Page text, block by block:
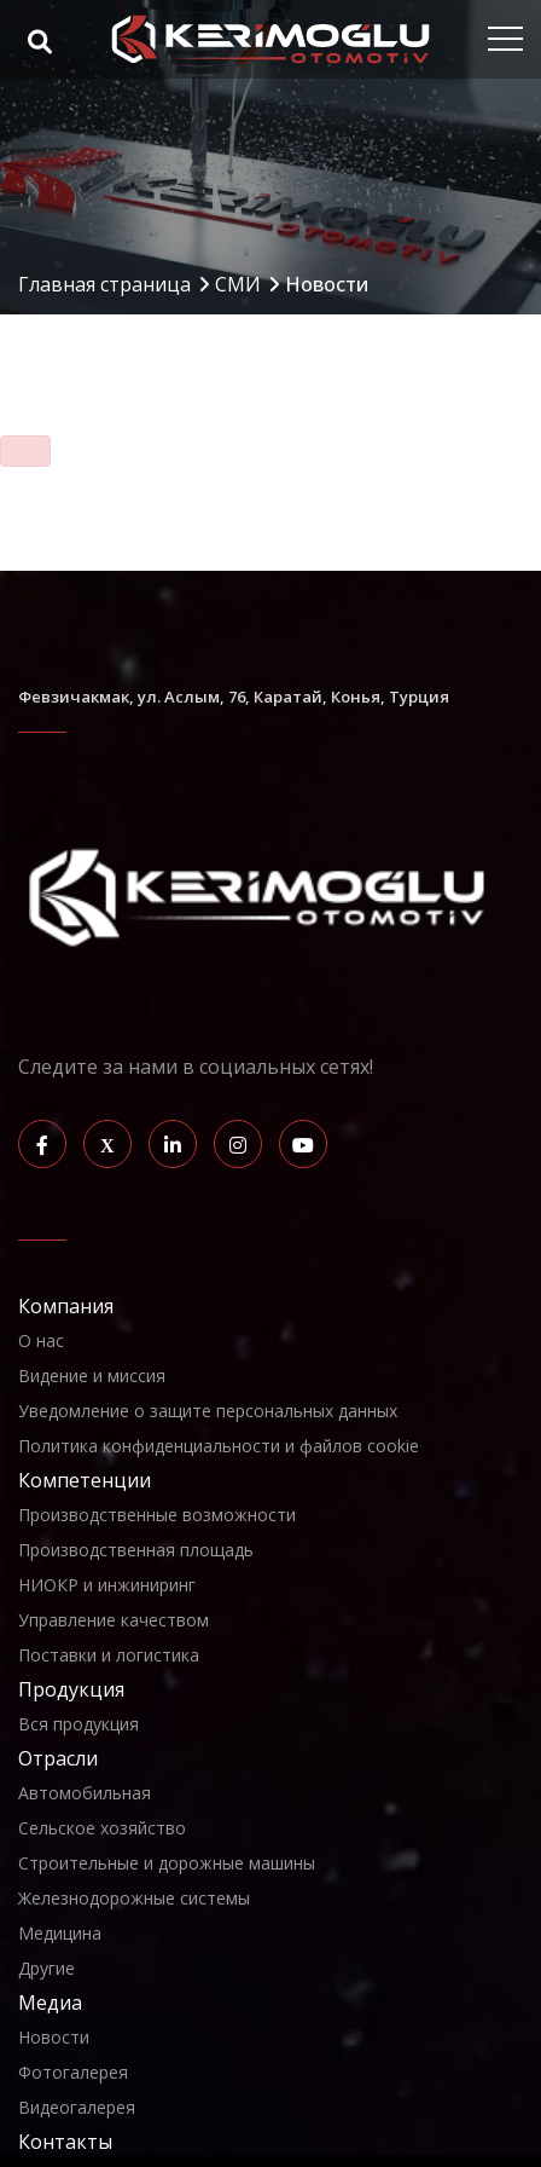
Главная страница
Корпорация
Наши компетенции
Наши продукты
Oтрасли
Главная страница СМИ Новости
Февзичакмак, ул. Аслым, 76, Каратай, Конья, Турция
Следите за нами в социальных сетях!
Компания
О нас
Видение и миссия
Уведомление о защите персональных данных
Политика конфиденциальности и файлов cookie
Компетенции
Производственные возможности
Производственная площадь
НИОКР и инжиниринг
Управление качеством
Поставки и логистика
Продукция
Вся продукция
Отрасли
Автомобильная
Сельское хозяйство
Строительные и дорожные машины
Железнодорожные системы
Медицина
Другие
Медиа
Новости
Фотогалерея
Видеогалерея
Контакты